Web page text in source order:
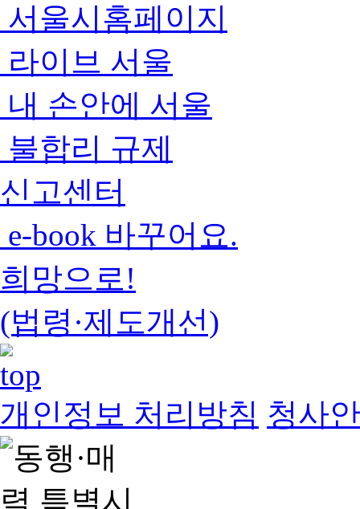
서울시홈페이지
라이브 서울
내 손안에 서울
불합리 규제
신고센터
e-book 바꾸어요.
희망으로!
(법령·제도개선)
개인정보 처리방침 청사